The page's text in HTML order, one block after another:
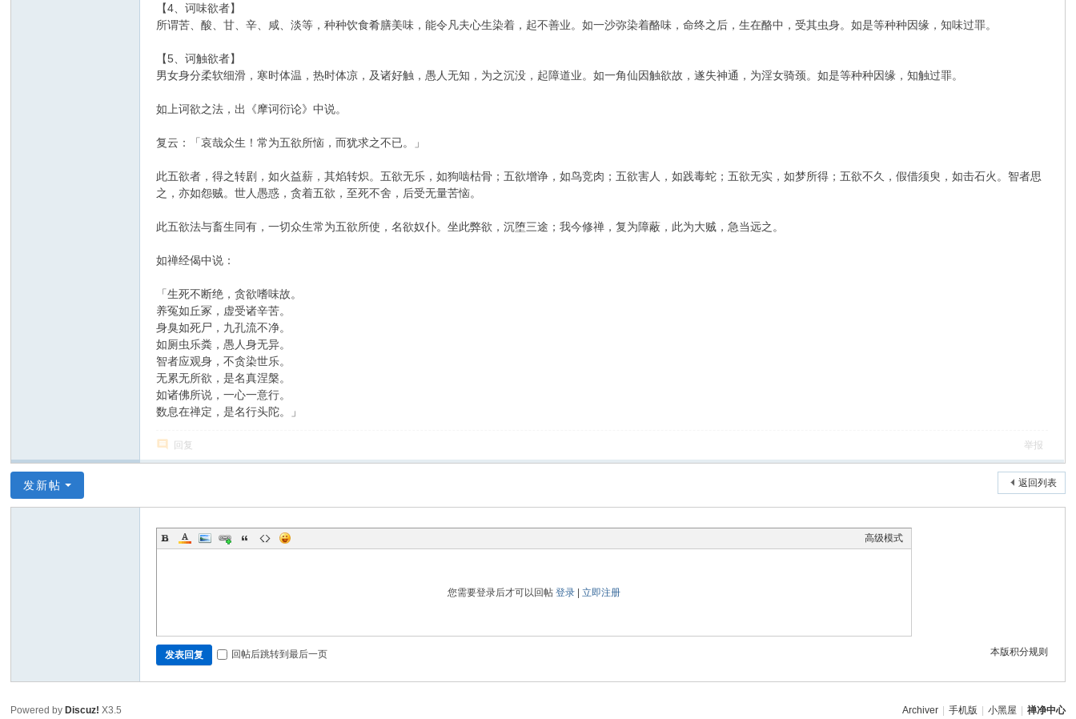
【4、诃味欲者】
所谓苦、酸、甘、辛、咸、淡等，种种饮食肴膳美味，能令凡夫心生染着，起不善业。如一沙弥染着酪味，命终之后，生在酪中，受其虫身。如是等种种因缘，知味过罪。
【5、诃触欲者】
男女身分柔软细滑，寒时体温，热时体凉，及诸好触，愚人无知，为之沉没，起障道业。如一角仙因触欲故，遂失神通，为淫女骑颈。如是等种种因缘，知触过罪。
如上诃欲之法，出《摩诃衍论》中说。
复云：「哀哉众生！常为五欲所恼，而犹求之不已。」
此五欲者，得之转剧，如火益薪，其焰转炽。五欲无乐，如狗啮枯骨；五欲增诤，如鸟竞肉；五欲害人，如践毒蛇；五欲无实，如梦所得；五欲不久，假借须臾，如击石火。智者思
之，亦如怨贼。世人愚惑，贪着五欲，至死不舍，后受无量苦恼。
此五欲法与畜生同有，一切众生常为五欲所使，名欲奴仆。坐此弊欲，沉堕三途；我今修禅，复为障蔽，此为大贼，急当远之。
如禅经偈中说：
「生死不断绝，贪欲嗜味故。
养冤如丘冢，虚受诸辛苦。
身臭如死尸，九孔流不净。
如厕虫乐粪，愚人身无异。
智者应观身，不贪染世乐。
无累无所欲，是名真涅槃。
如诸佛所说，一心一意行。
数息在禅定，是名行头陀。」
回复 举报
返回列表
发新帖
高级模式
您需要登录后才可以回帖登录 |立即注册
本版积分规则
发表回复 回帖后跳转到最后一页
Archiver 手机版 小黑屋 禅净中心
Powered by Discuz! X3.5